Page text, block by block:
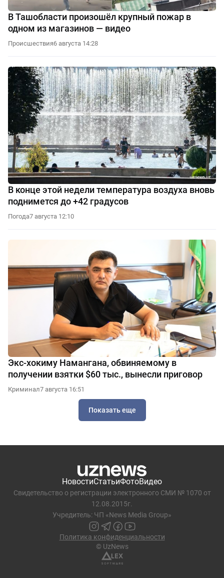
В Ташобласти произошёл крупный пожар в
одном из магазинов — видео
Происшествия6 августа 14:28
В конце этой недели температура воздуха вновь
поднимется до +42 градусов
Погода7 августа 12:10
Экс-хокиму Намангана, обвиняемому в
получении взятки $60 тыс., вынесли приговор
Криминал7 августа 16:51
Показать еще
НовостиСтатьиФотоВидео
Свидетельство о регистрации электронного СМИ № 1070 от
12.08.2015г.
Учредитель: ЧП «News Media Group»
Политика конфиденциальности
© UzNews